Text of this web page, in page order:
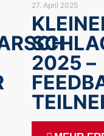
27. April 2025
2025 –